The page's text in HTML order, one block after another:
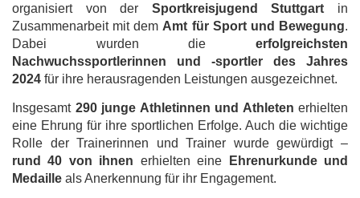
organisiert von der Sportkreisjugend Stuttgart in
Zusammenarbeit mit dem Amt für Sport und Bewegung.
Dabei wurden die erfolgreichsten
Nachwuchssportlerinnen und -sportler des Jahres
2024 für ihre herausragenden Leistungen ausgezeichnet.
Insgesamt 290 junge Athletinnen und Athleten erhielten
eine Ehrung für ihre sportlichen Erfolge. Auch die wichtige
Rolle der Trainerinnen und Trainer wurde gewürdigt –
rund 40 von ihnen erhielten eine
Ehrenurkunde und
Medaille als Anerkennung für ihr Engagement.